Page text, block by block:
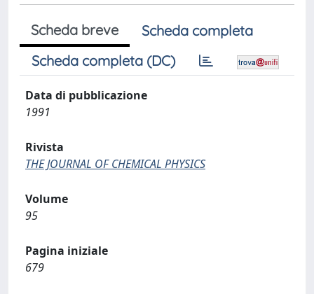
Scheda breve
Scheda completa
Scheda completa (DC)
Data di pubblicazione
1991
Rivista
THE JOURNAL OF CHEMICAL PHYSICS
Volume
95
Pagina iniziale
679